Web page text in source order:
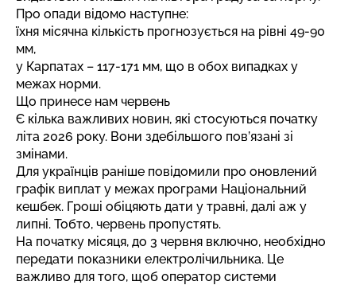
Про опади відомо наступне:
їхня місячна кількість прогнозується на рівні 49-90
мм,
у Карпатах – 117-171 мм, що в обох випадках у
межах норми.
Що принесе нам червень
Є кілька важливих новин, які стосуються початку
літа 2026 року. Вони здебільшого пов’язані зі
змінами.
Для українців раніше повідомили про оновлений
графік виплат у межах програми Національний
кешбек. Гроші обіцяють дати у травні, далі аж у
липні. Тобто, червень пропустять.
На початку місяця, до 3 червня включно, необхідно
передати показники електролічильника. Це
важливо для того, щоб оператор системи